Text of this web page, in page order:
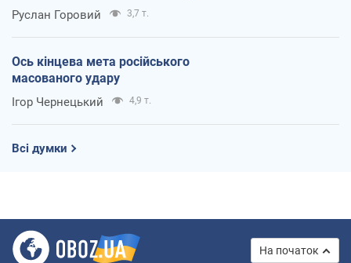
Руслан Горовий 3,7 т.
Ось кінцева мета російського
масованого удару
Ігор Чернецький 4,9 т.
Всі думки
На початок